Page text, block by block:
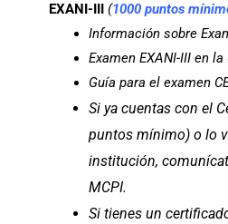
EXANI-III (1000 puntos
Información sobre
Examen EXANI-III en la
Guía para el examen
Si ya cuentas con el
puntos mínimo) o lo
institución,
MCPI.
Si tienes un